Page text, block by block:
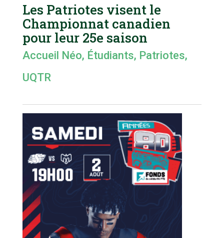
Les Patriotes visent le
Championnat canadien
pour leur 25e saison
Accueil Néo, Étudiants, Patriotes,
UQTR